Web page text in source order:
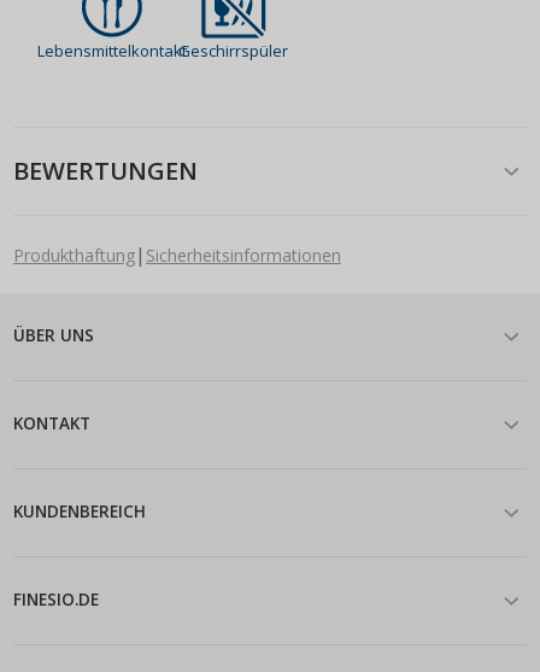
LebensmittelkontaktGeschirrspüler
BEWERTUNGEN
Produkthaftung| Sicherheitsinformationen
ÜBER UNS
KONTAKT
KUNDENBEREICH
FINESIO.DE